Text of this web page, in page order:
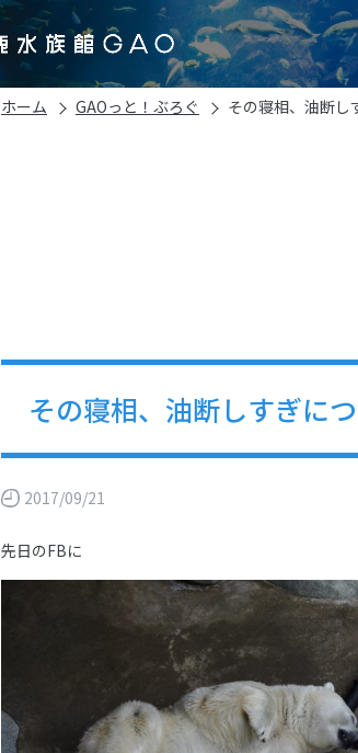
ホーム GAOっと！ぶろぐ その寝相、油断し
その寝相、油断しすぎに
2017/09/21
先日のFBに